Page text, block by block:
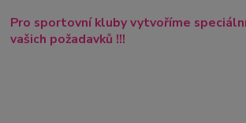
Pro sportovní kluby vytvoříme
vašich požadavků !!!